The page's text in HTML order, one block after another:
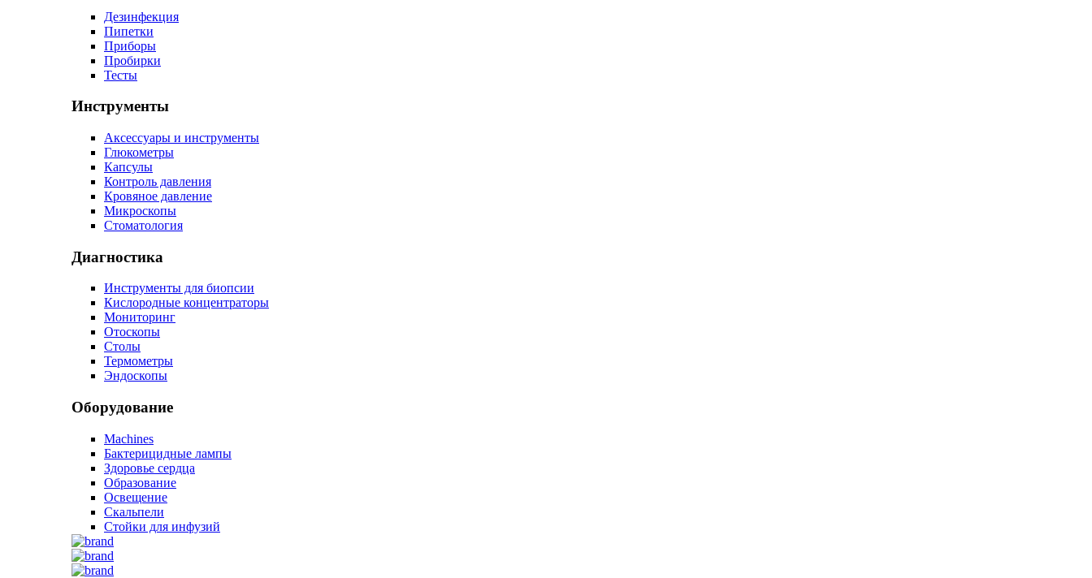
Дезинфекция
Пипетки
Приборы
Пробирки
Тесты
Инструменты
Аксессуары и инструменты
Глюкометры
Капсулы
Контроль давления
Кровяное давление
Микроскопы
Стоматология
Диагностика
Инструменты для биопсии
Кислородные концентраторы
Мониторинг
Отоскопы
Столы
Термометры
Эндоскопы
Оборудование
Machines
Бактерицидные лампы
Здоровье сердца
Образование
Освещение
Скальпели
Стойки для инфузий